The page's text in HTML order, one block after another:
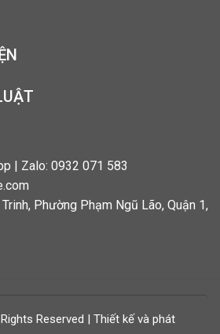
| Zalo: 0932 071 583
Phường Phạm Ngũ Lão, Quận 1,
Reserved | Thiết kế và phát